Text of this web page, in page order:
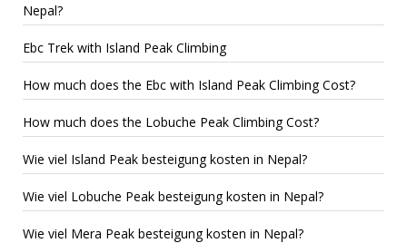
Nepal?
Ebc Trek with Island Peak Climbing
How much does the Ebc with Island Peak Climbing Cost?
How much does the Lobuche Peak Climbing Cost?
Wie viel Island Peak besteigung kosten in Nepal?
Wie viel Lobuche Peak besteigung kosten in Nepal?
Wie viel Mera Peak besteigung kosten in Nepal?